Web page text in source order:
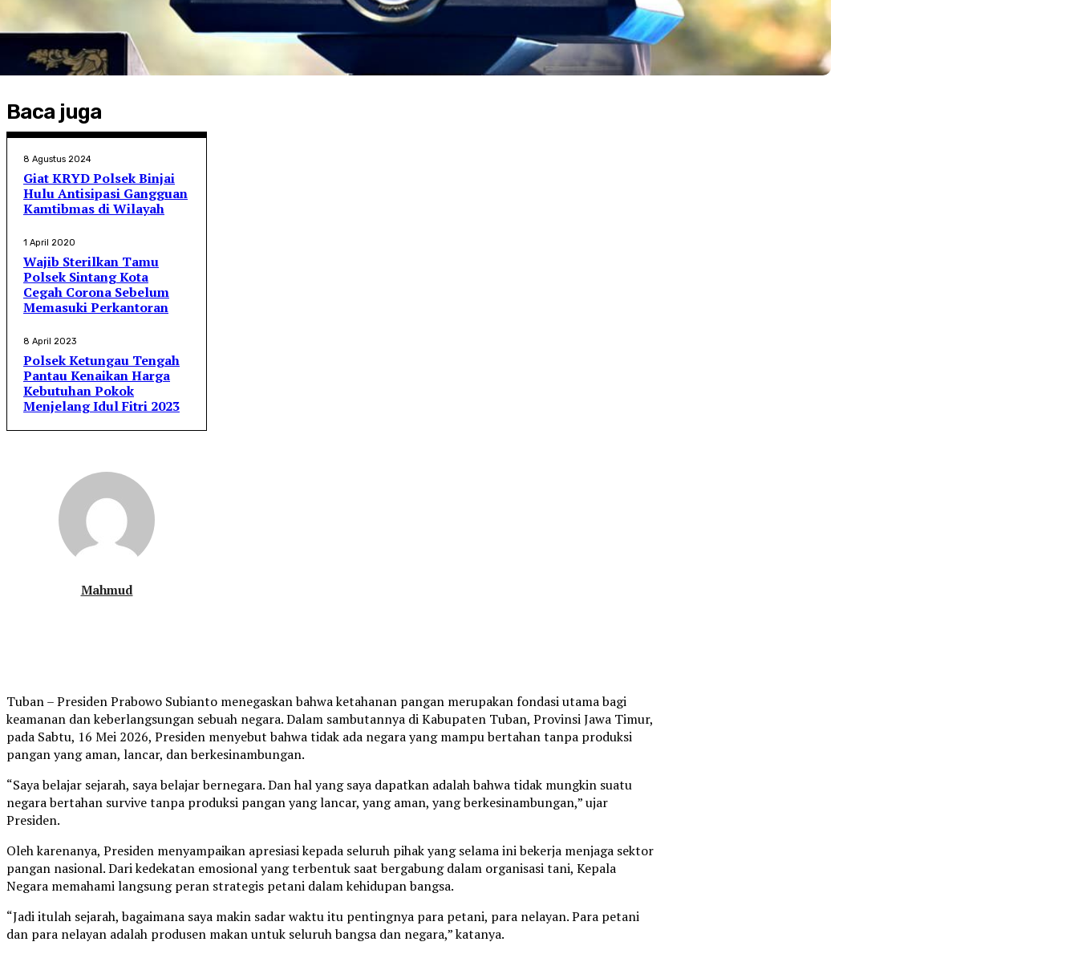
Baca juga
8 Agustus 2024
Giat KRYD Polsek Binjai
Hulu Antisipasi Gangguan
Kamtibmas di Wilayah
1 April 2020
Wajib Sterilkan Tamu
Polsek Sintang Kota
Cegah Corona Sebelum
Memasuki Perkantoran
8 April 2023
Polsek Ketungau Tengah
Pantau Kenaikan Harga
Kebutuhan Pokok
Menjelang Idul Fitri 2023
Mahmud
Tuban – Presiden Prabowo Subianto menegaskan bahwa ketahanan pangan merupakan fondasi utama bagi
keamanan dan keberlangsungan sebuah negara. Dalam sambutannya di Kabupaten Tuban, Provinsi Jawa Timur,
pada Sabtu, 16 Mei 2026, Presiden menyebut bahwa tidak ada negara yang mampu bertahan tanpa produksi
pangan yang aman, lancar, dan berkesinambungan.
“Saya belajar sejarah, saya belajar bernegara. Dan hal yang saya dapatkan adalah bahwa tidak mungkin suatu
negara bertahan survive tanpa produksi pangan yang lancar, yang aman, yang berkesinambungan,” ujar
Presiden.
Oleh karenanya, Presiden menyampaikan apresiasi kepada seluruh pihak yang selama ini bekerja menjaga sektor
pangan nasional. Dari kedekatan emosional yang terbentuk saat bergabung dalam organisasi tani, Kepala
Negara memahami langsung peran strategis petani dalam kehidupan bangsa.
“Jadi itulah sejarah, bagaimana saya makin sadar waktu itu pentingnya para petani, para nelayan. Para petani
dan para nelayan adalah produsen makan untuk seluruh bangsa dan negara,” katanya.